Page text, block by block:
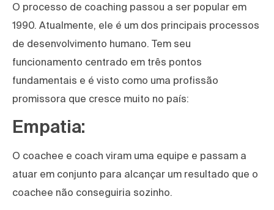
O processo de coaching passou a ser popular em
1990. Atualmente, ele é um dos principais processos
de desenvolvimento humano. Tem seu
funcionamento centrado em três pontos
fundamentais e é visto como uma profissão
promissora que cresce muito no país:
Empatia:
O coachee e coach viram uma equipe e passam a
atuar em conjunto para alcançar um resultado que o
coachee não conseguiria sozinho.